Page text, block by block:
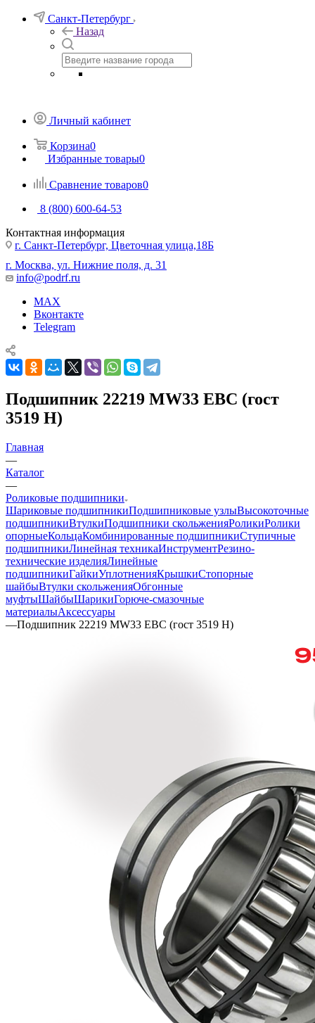
Санкт-Петербург
Назад
Личный кабинет
Корзина0
Избранные товары0
Сравнение товаров0
8 (800) 600-64-53
Контактная информация
г. Санкт-Петербург, Цветочная улица,18Б
г. Москва, ул. Нижние поля, д. 31
info@podrf.ru
MAX
Вконтакте
Telegram
Подшипник 22219 MW33 EBC (гост
3519 Н)
Главная
—
Каталог
—
Роликовые подшипники
Шариковые подшипникиПодшипниковые узлыВысокоточные
подшипникиВтулкиПодшипники скольженияРоликиРолики
опорныеКольцаКомбинированные подшипникиСтупичные
подшипникиЛинейная техникаИнструментРезино-
технические изделияЛинейные
подшипникиГайкиУплотненияКрышкиСтопорные
шайбыВтулки скольженияОбгонные
муфтыШайбыШарикиГорюче-смазочные
материалыАксессуары
—Подшипник 22219 MW33 EBC (гост 3519 Н)